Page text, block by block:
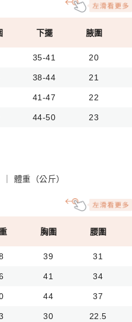
下擺 腋圍
35-41 20
38-44 21
41-47 22
44-50 23
體重（公斤）
胸圍 腰圍
39 31
41 34
44 37
30 22.5